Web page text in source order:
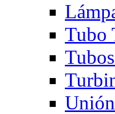
Tubo